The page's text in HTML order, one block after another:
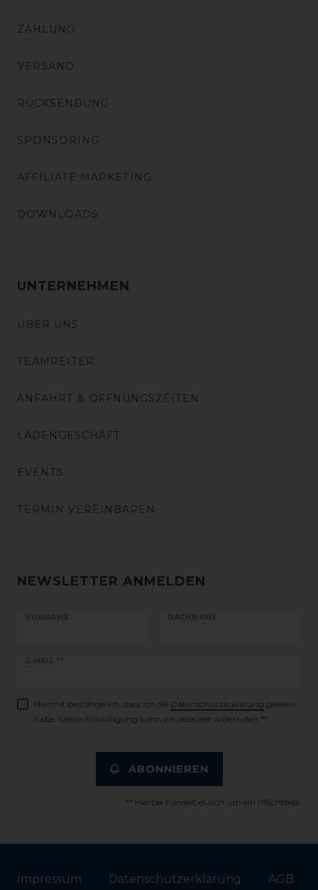
ZAHLUNG
VERSAND
RÜCKSENDUNG
SPONSORING
AFFILIATE MARKETING
DOWNLOADS
UNTERNEHMEN
ÜBER UNS
TEAMREITER
ANFAHRT & ÖFFNUNGSZEITEN
LADENGESCHÄFT
EVENTS
TERMIN VEREINBAREN
NEWSLETTER ANMELDEN
VORNAME NACHNAME
E-MAIL **
Newsletter
Hiermit bestätige ich, dass ich die Daten­schutz­erklärung gelesen
habe. Meine Einwilligung kann ich jederzeit widerrufen.**
ABONNIEREN
** Hierbei handelt es sich um ein Pflichtfeld.
Impressum Daten­schutz­erklärung AGB